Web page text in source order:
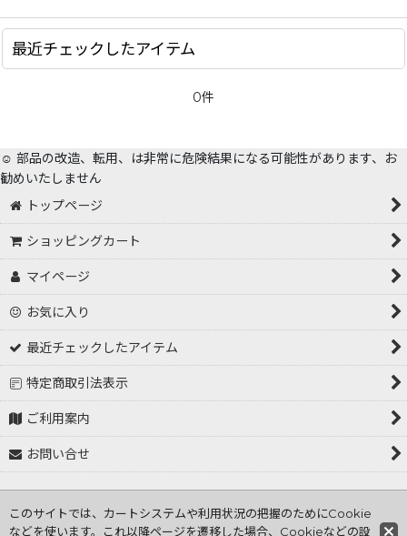
最近チェックしたアイテム
0件
☺️ 部品の改造、転用、は非常に危険結果になる可能性があります、お
勧めいたしません
トップページ
ショッピングカート
マイページ
お気に入り
最近チェックしたアイテム
特定商取引法表示
ご利用案内
お問い合せ
Copyright (C) 2001～2026 tokorozawa hasiden .All Rights
Reserved
このサイトでは、カートシステムや利用状況の把握のためにCookie
などを使います。これ以降ページを遷移した場合、Cookieなどの設